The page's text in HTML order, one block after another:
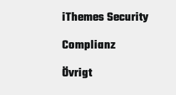
iThemes Security
Complianz
Övrigt